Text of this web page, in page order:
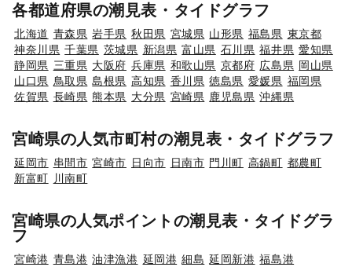
各都道府県の潮見表・タイドグラフ
北海道 青森県 岩手県 秋田県 宮城県 山形県 福島県 東京都
神奈川県 千葉県 茨城県 新潟県 富山県 石川県 福井県 愛知県
静岡県 三重県 大阪府 兵庫県 和歌山県 京都府 広島県 岡山県
山口県 鳥取県 島根県 高知県 香川県 徳島県 愛媛県 福岡県
佐賀県 長崎県 熊本県 大分県 宮崎県 鹿児島県 沖縄県
宮崎県の人気市町村の潮見表・タイドグラフ
延岡市 串間市 宮崎市 日向市 日南市 門川町 高鍋町 都農町
新富町
川南町
宮崎県の人気ポイントの潮見表・タイドグラ
フ
宮崎港 青島港 油津漁港 延岡港 細島 延岡新港 福島港